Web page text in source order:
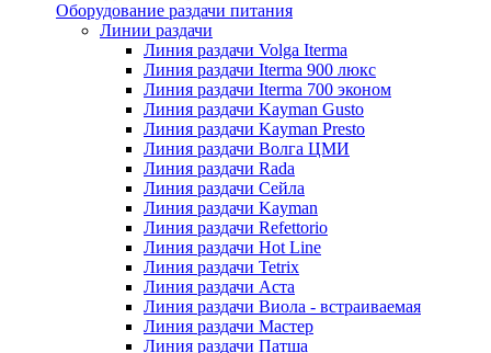
Оборудование раздачи питания
Линии раздачи
Линия раздачи Volga Iterma
Линия раздачи Iterma 900 люкс
Линия раздачи Iterma 700 эконом
Линия раздачи Kayman Gusto
Линия раздачи Kayman Presto
Линия раздачи Волга ЦМИ
Линия раздачи Rada
Линия раздачи Сейла
Линия раздачи Kayman
Линия раздачи Refettorio
Линия раздачи Hot Line
Линия раздачи Tetrix
Линия раздачи Аста
Линия раздачи Виола - встраиваемая
Линия раздачи Мастер
Линия раздачи Патша